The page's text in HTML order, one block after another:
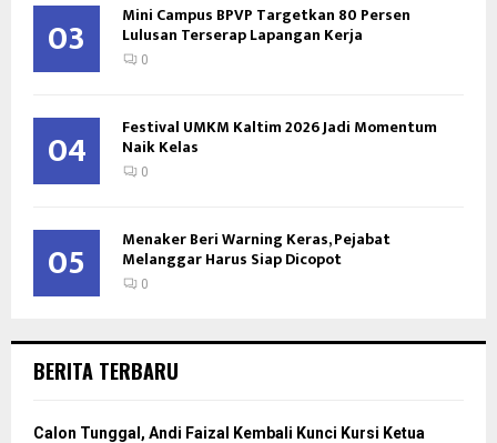
03 Mini Campus BPVP Targetkan 80 Persen
Lulusan Terserap Lapangan Kerja
0
04 Festival UMKM Kaltim 2026 Jadi Momentum
Naik Kelas
0
05 Menaker Beri Warning Keras, Pejabat
Melanggar Harus Siap Dicopot
0
BERITA TERBARU
Calon Tunggal, Andi Faizal Kembali Kunci Kursi Ketua